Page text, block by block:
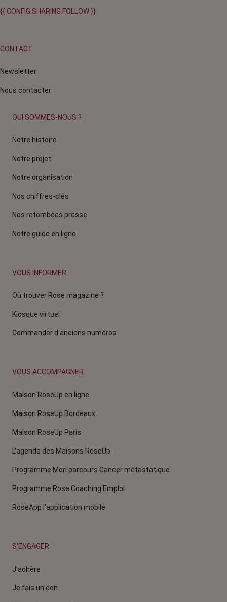
{{ CONFIG.SHARING.FOLLOW }}
CONTACT
Newsletter
Nous contacter
QUI SOMMES-NOUS ?
Notre histoire
Notre projet
Notre organisation
Nos chiffres-clés
Nos retombées presse
Notre guide en ligne
VOUS INFORMER
Où trouver Rose magazine ?
Kiosque virtuel
Commander d'anciens numéros
VOUS ACCOMPAGNER
Maison RoseUp en ligne
Maison RoseUp Bordeaux
Maison RoseUp Paris
L'agenda des Maisons RoseUp
Programme Mon parcours Cancer métastatique
Programme Rose Coaching Emploi
RoseApp l’application mobile
S'ENGAGER
J'adhère
Je fais un don